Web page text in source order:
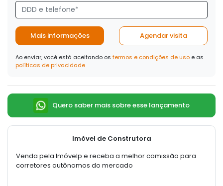
Mais informações Agendar visita
Ao enviar, você está aceitando os termos e condições de uso e as
políticas de privacidade
Quero saber mais sobre esse lançamento
Imóvel de Construtora
Venda pela Imóvelp e receba a melhor comissão para
corretores autônomos do mercado